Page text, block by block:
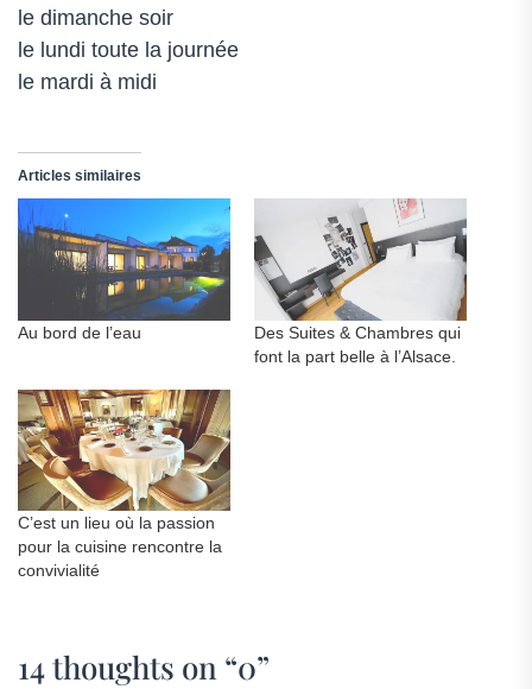
le dimanche soir
le lundi toute la journée
le mardi à midi
Articles similaires
Au bord de l’eau
Des Suites & Chambres qui
font la part belle à l’Alsace.
C’est un lieu où la passion
pour la cuisine rencontre la
convivialité
14 thoughts on “0”